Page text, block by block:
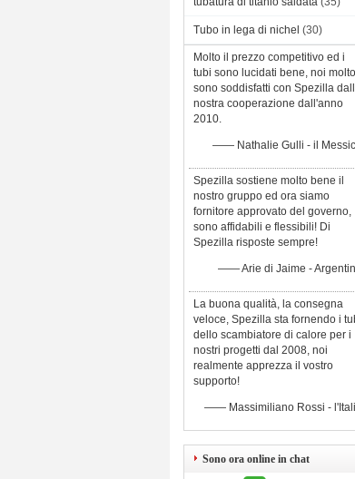
Tubo in lega di nichel (30)
Molto il prezzo competitivo ed i
tubi sono lucidati bene, noi molto
sono soddisfatti con Spezilla
nostra cooperazione dall'anno
2010.
—— Nathalie Gulli - il
Spezilla sostiene molto bene il
nostro gruppo ed ora siamo
fornitore approvato del governo,
sono affidabili e flessibili! Di
Spezilla risposte sempre!
—— Arie di Jaime -
La buona qualità, la consegna
veloce, Spezilla sta fornendo i
dello scambiatore di calore per i
nostri progetti dal 2008, noi
realmente apprezza il vostro
supporto!
—— Massimiliano Rossi -
Sono ora online in chat